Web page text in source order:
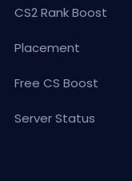
CS2 Rank Boost
Placement
Free CS Boost
Server Status